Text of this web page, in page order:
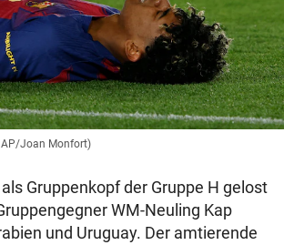
AP/Joan Monfort)
Gruppenkopf der Gruppe H gelost
WM-Neuling Kap
und Uruguay. Der amtierende